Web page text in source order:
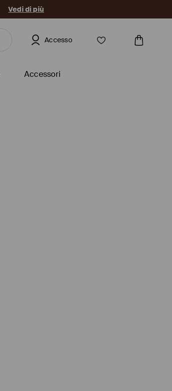
Vedi di più
Accesso
Accessori